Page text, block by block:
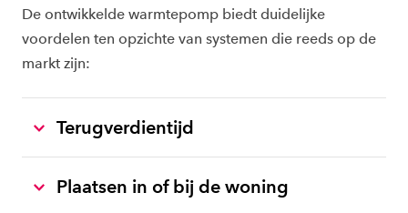
De ontwikkelde warmtepomp biedt duidelijke
voordelen ten opzichte van systemen die reeds op de
markt zijn:
Terugverdientijd
Plaatsen in of bij de woning